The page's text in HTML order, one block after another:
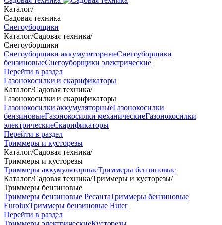
Каталог/
Садовая техника
Снегоуборщики
Каталог/Садовая техника/
Снегоуборщики
Снегоуборщики аккумуляторныеСнегоуборщики
бензиновыеСнегоуборщики электрические
Перейти в раздел
Газонокосилки и скарификаторы
Каталог/Садовая техника/
Газонокосилки и скарификаторы
Газонокосилки аккумуляторныеГазонокосилки
бензиновыеГазонокосилки механическиеГазонокосилки
электрическиеСкарификаторы
Перейти в раздел
Триммеры и кусторезы
Каталог/Садовая техника/
Триммеры и кусторезы
Триммеры аккумуляторныеТриммеры бензиновые
Каталог/Садовая техника/Триммеры и кусторезы/
Триммеры бензиновые
Триммеры бензиновые РесантаТриммеры бензиновые
EuroluxТриммеры бензиновые Huter
Перейти в раздел
Триммеры электрическиеКусторезы